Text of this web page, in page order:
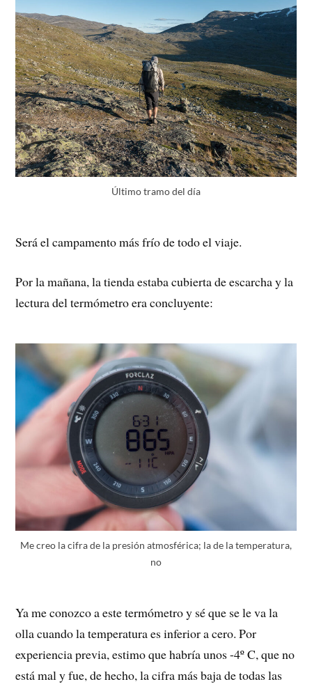
Último tramo del día
Será el campamento más frío de todo el viaje.
Por la mañana, la tienda estaba cubierta de escarcha y la
lectura del termómetro era concluyente:
Me creo la cifra de la presión atmosférica; la de la temperatura,
no
Ya me conozco a este termómetro y sé que se le va la
olla cuando la temperatura es inferior a cero. Por
experiencia previa, estimo que habría unos -4º C, que no
está mal y fue, de hecho, la cifra más baja de todas las